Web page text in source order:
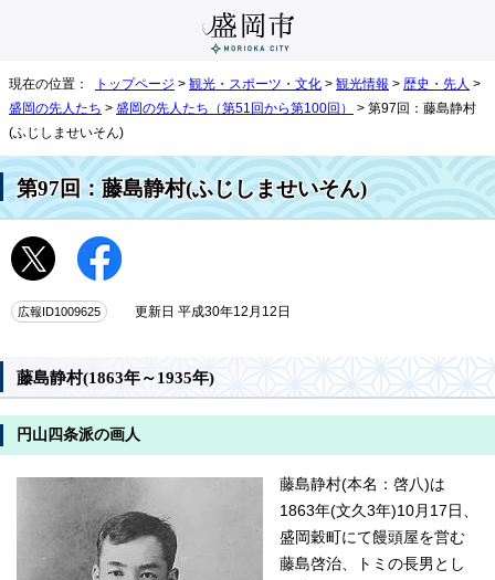
現在の位置： トップページ > 観光・スポーツ・文化 > 観光情報 > 歴史・先人 >
盛岡の先人たち > 盛岡の先人たち（第51回から第100回）
> 第97回：藤島静村
(ふじしませいそん)
第97回：藤島静村(ふじしませいそん)
広報ID1009625 更新日 平成30年12月12日
藤島静村(1863年～1935年)
円山四条派の画人
藤島静村(本名：啓八)は
1863年(文久3年)10月17日、
盛岡穀町にて饅頭屋を営む
藤島啓治、トミの長男とし